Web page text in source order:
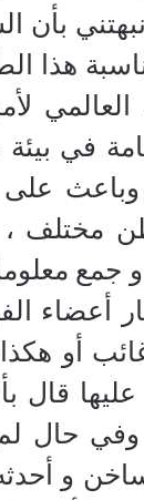
بأن
هذا
في بيئة
على
مختلف
و جمع
أعضاء
غائب أو
قال
حال
و أحدثه